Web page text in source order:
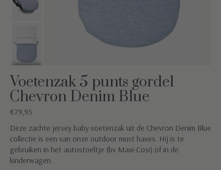
Voetenzak 5 punts gordel
Chevron Denim Blue
€79,95
Deze zachte jersey baby voetenzak uit de Chevron Denim Blue
collectie is een van onze outdoor must haves. Hij is te
gebruiken in het autostoeltje (bv Maxi-Cosi) of in de
kinderwagen.